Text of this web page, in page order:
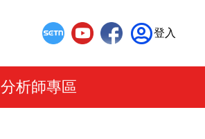
登入
分析師專區